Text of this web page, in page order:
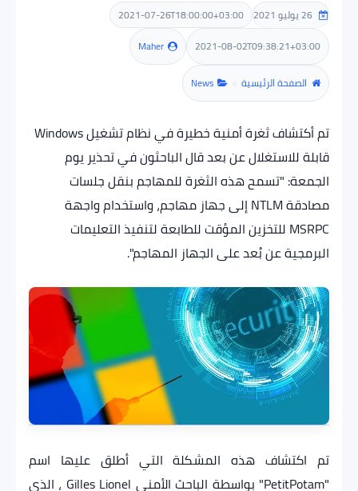
مراجعات
هاردوير
2021-07-26T18:00:00+03:00
2021-08-02T09:38:21+03:00
Maher
الصفحة الرئيسية
News
تم أكتشاف ثغرة أمنية خطيرة في نظام تشغيل Windows
قابلة للاستغلال عن بعد قال الباحثون في تحذير يوم
الجمعة: "تسمح هذه الثغرة للمهاجم بنقل جلسات
مصادقة NTLM إلى جهاز مهاجم، واستخدام واجهة
MSRPC للتخزين المؤقت للطابعة لتنفيذ التعليمات
البرمجية عن بُعد على الجهاز المهاجم".
تم اكتشاف هذه المشكلة التي أطلق عليها اسم
"PetitPotam" بواسطة الباحث الأمني Gilles Lionel ، الذي